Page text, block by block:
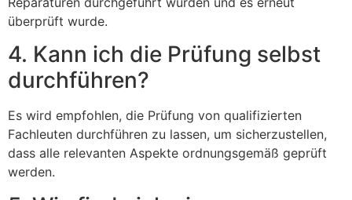
überprüft wurde.
4. Kann ich die Prüfung selbst
durchführen?
Es wird empfohlen, die Prüfung von qualifizierten
Fachleuten durchführen zu lassen, um sicherzustellen,
dass alle relevanten Aspekte ordnungsgemäß geprüft
werden.